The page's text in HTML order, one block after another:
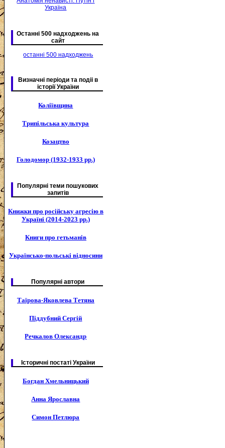
Україна
Останні 500 надходжень на
сайт
останні 500 надходжень
Визначні періоди та подіі в
історії України
Коліївщина
Трипільська культура
Козацтво
Голодомор (1932-1933 рр.)
Популярні теми пошукових
запитів
Книжки про російську агресію в
Україні (2014-2023 рр.)
Книги про гетьманів
Українсько-польські відносини
Популярні автори
Таїрова-Яковлева Тетяна
Піддубний Сергій
Речкалов Олександр
Історичні постаті України
Богдан Хмельницький
Анна Ярославна
Симон Петлюра